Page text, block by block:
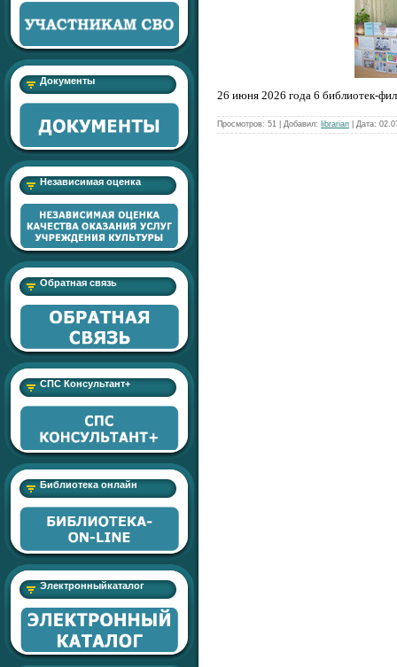
Документы
Независимая оценка
Обратная связь
СПС Консультант+
Библиотека онлайн
Электронныйкаталог
26 июня 2026 года 6 библиотек-
Просмотров: 51 Добавил: librarian Дата: